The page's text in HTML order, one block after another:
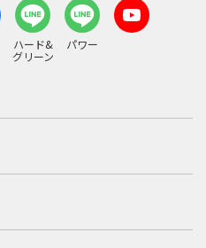
ハード&
グリーン
パワー